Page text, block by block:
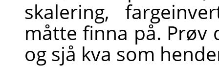
skalering,
måtte finna på. Prøv
og sjå kva som